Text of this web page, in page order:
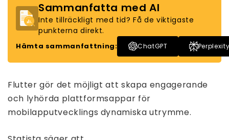
Sammanfatta med AI
Inte tillräckligt med tid? Få de viktigaste
punkterna direkt.
Hämta sammanfattning: ChatGPT
Flutter gör det möjligt att skapa engagerande
och lyhörda plattformsappar för
mobilapputvecklings dynamiska utrymme.